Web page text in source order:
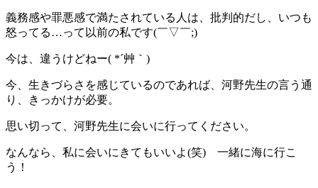
義務感や罪悪感で満たされている人は、批判的だし、いつも
怒ってる…って以前の私です(￣▽￣;)
今は、違うけどねー( *´艸｀)
今、生きづらさを感じているのであれば、河野先生の言う通
り、きっかけが必要。
思い切って、河野先生に会いに行ってください。
なんなら、私に会いにきてもいいよ(笑) 一緒に海に行こ
う！